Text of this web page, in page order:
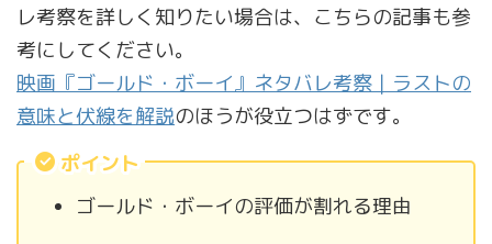
レ考察を詳しく知りたい場合は、こちらの記事も参
考にしてください。
映画『ゴールド・ボーイ』ネタバレ考察｜ラストの
意味と伏線を解説のほうが役立つはずです。
ポイント
ゴールド・ボーイの評価が割れる理由